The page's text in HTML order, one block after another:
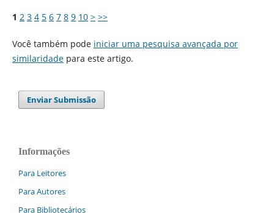
1 2 3 4 5 6 7 8 9 10 > >>
Você também pode iniciar uma pesquisa avançada por
similaridadepara este artigo.
Enviar Submissão
Informações
Para Leitores
Para Autores
Para Bibliotecários